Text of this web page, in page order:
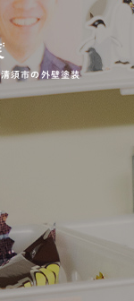
清須市の外壁塗装